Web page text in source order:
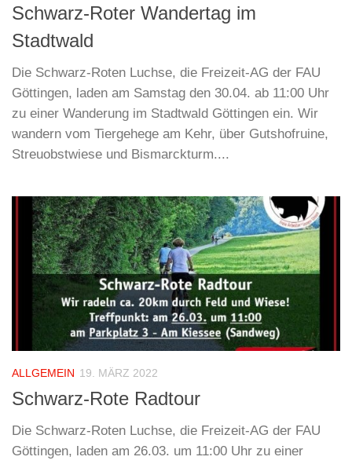
Schwarz-Roter Wandertag im
Stadtwald
Die Schwarz-Roten Luchse, die Freizeit-AG der FAU
Göttingen, laden am Samstag den 30.04. ab 11:00 Uhr
zu einer Wanderung im Stadtwald Göttingen ein. Wir
wandern vom Tiergehege am Kehr, über Gutshofruine,
Streuobstwiese und Bismarckturm....
ALLGEMEIN 19. MÄRZ 2022
Schwarz-Rote Radtour
Die Schwarz-Roten Luchse, die Freizeit-AG der FAU
Göttingen, laden am 26.03. um 11:00 Uhr zu einer